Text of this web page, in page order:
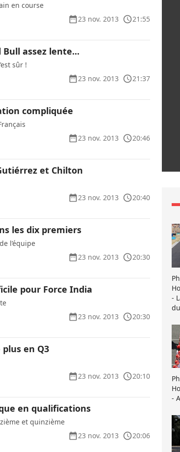
en course
23 nov. 2013
21:55
assez lente...
sûr !
23 nov. 2013
21:37
compliquée
23 nov. 2013
20:46
et Chilton
23 nov. 2013
20:40
les dix premiers
l’équipe
23 nov. 2013
20:30
pour Force India
23 nov. 2013
20:30
en Q3
23 nov. 2013
20:10
en qualifications
et quinzième
23 nov. 2013
20:06
-
-